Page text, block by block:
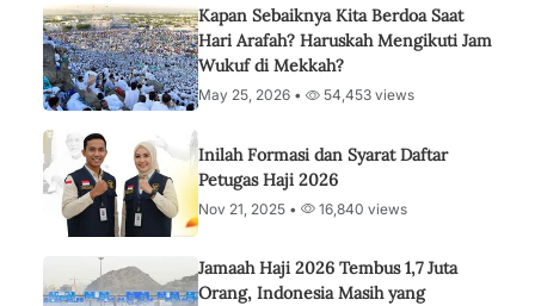
Kapan Sebaiknya Kita Berdoa Saat
Hari Arafah? Haruskah Mengikuti Jam
Wukuf di Mekkah?
May 25, 2026 • 54,453 views
Inilah Formasi dan Syarat Daftar
Petugas Haji 2026
Nov 21, 2025 • 16,840 views
Jamaah Haji 2026 Tembus 1,7 Juta
Orang, Indonesia Masih yang